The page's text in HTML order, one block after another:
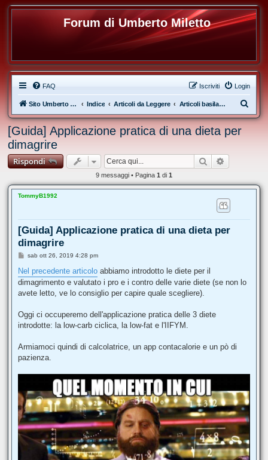
Forum di Umberto Miletto
FAQ Login
Iscriviti
Sito Umberto Miletto Indice Articoli da Leggere Articoli basilari sull'Alimentazione
e
[Guida] Applicazione pratica di una dieta per
dimagrire
Rispondi Cerca
9 messaggi • Pagina 1 di 1
TommyB1992
[Guida] Applicazione pratica di una dieta per
dimagrire
M
s
s
a
g
g
o
sab ott 26, 2019 4:28 pm
Nel precedente articolo abbiamo introdotto le diete per il
dimagrimento e valutato i pro e i contro delle varie diete (se non lo
avete letto, ve lo consiglio per capire quale scegliere).
Oggi ci occuperemo dell'applicazione pratica delle 3 diete
introdotte: la low-carb ciclica, la low-fat e l'IIFYM.
Armiamoci quindi di calcolatrice, un app contacalorie e un pò di
pazienza.